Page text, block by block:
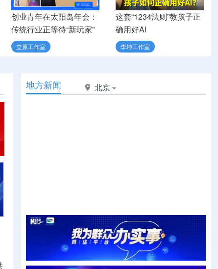
创业青年在太阳岛年会：
传统行业正等待“新玩家”
立原工作室
这套“1234法则”教孩子正
确用好AI
李坤工作室
地方新闻 北京